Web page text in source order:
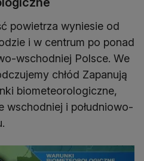
powietrza wyniesie od
i w centrum po ponad
wschodniej Polsce. We
chłód Zapanują
biometeorologiczne,
wschodniej i południowo-